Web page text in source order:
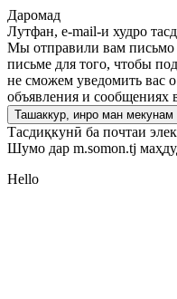
Даромад
Лутфан, e-mail-и худро
Мы отправили вам письмо
письме для того, чтобы
не сможем уведомить вас
объявления и сообщениях
Ташаккур, инро ман мекунам
Тасдиқкунӣ ба почтаи
Шумо дар m.somon.tj
Hello